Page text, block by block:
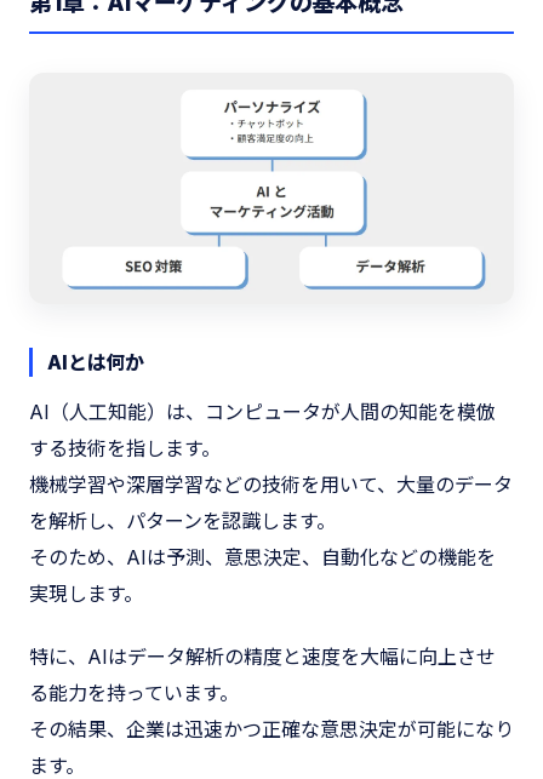
AIとは何か
AI（人工知能）は、コンピュータが人間の知能を模倣
する技術を指します。
機械学習や深層学習などの技術を用いて、大量のデータ
を解析し、パターンを認識します。
そのため、AIは予測、意思決定、自動化などの機能を
実現します。
特に、AIはデータ解析の精度と速度を大幅に向上させ
る能力を持っています。
その結果、企業は迅速かつ正確な意思決定が可能になり
ます。